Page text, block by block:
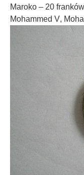
Maroko – 20
Mohammed V,